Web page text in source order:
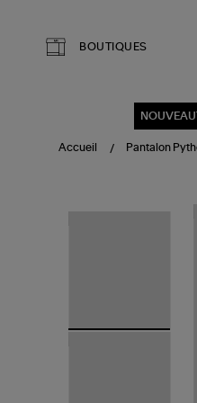
BOUTIQUES
Accueil Pantalon